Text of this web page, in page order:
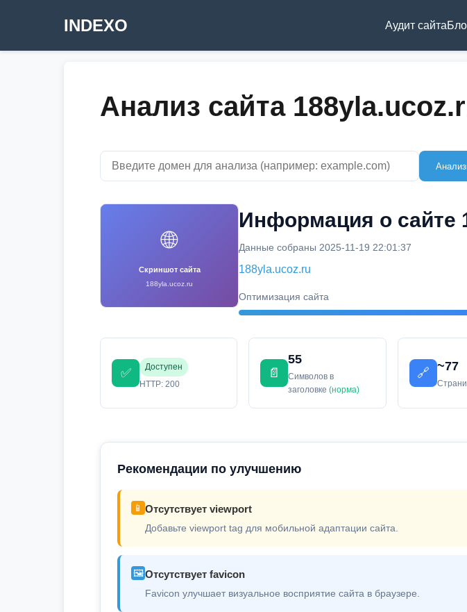
INDEXO Аудит сайта
Анализ сайта
🌐
Скриншот сайта
188yla.ucoz.ru
Информация о сайте
Данные собраны 2025-11-19 22:01:37
188yla.ucoz.ru
Оптимизация сайта
✅
Доступен
HTTP: 200
📄
55
Символов в
заголовке(норма)
🔗
~77
Рекомендации по улучшению
📱 Отсутствует viewport
Добавьте viewport tag для мобильной адаптации сайта.
🖼️Отсутствует favicon
Favicon улучшает визуальное восприятие сайта в браузере.